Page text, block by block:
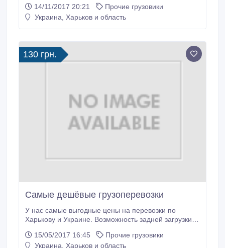
Thermo king, Аlex Original. Цена договорная. Тел.:
067-620-83-85. Сергей..
14/11/2017 20:21
Прочие грузовики
Украина, Харьков и область
130 грн.
Самые дешёвые грузоперевозки
У нас самые выгодные цены на перевозки по
Харькову и Украине. Возможность задней загрузки и
порядочность и быстрая подача машины. Заказать
15/05/2017 16:45
Прочие грузовики
Украина, Харьков и область